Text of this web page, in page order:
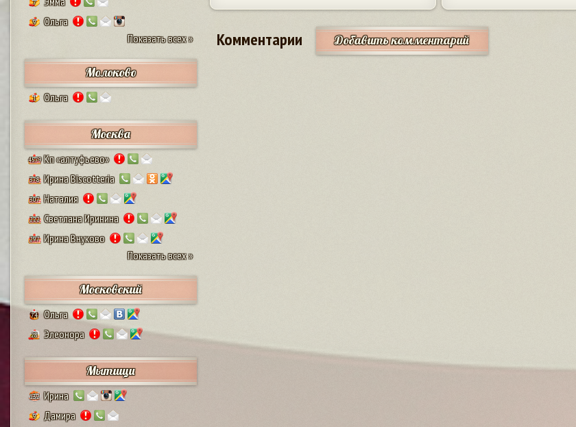
7
9
Ольга
Показать всех »
Молоково
1 Ольга
Москва
4579 Кп «алтуфьево»
378 Ирина Biscotteria
307 Наталия
222 Светлана Иринина
297 Ирина Внуково
Показать всех »
Московский
74 Ольга
28 Элеонора
Мытищи
132 Ирина
9 Дамира
Комментарии Добавить комментарий